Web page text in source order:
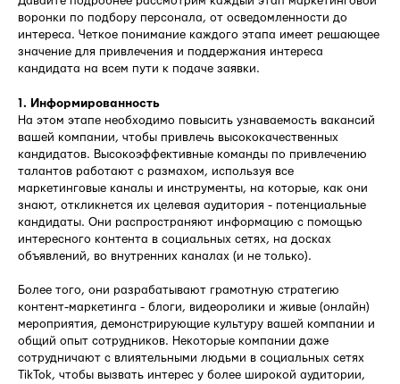
воронки по подбору персонала, от осведомленности до
интереса. Четкое понимание каждого этапа имеет решающее
значение для привлечения и поддержания интереса
кандидата на всем пути к подаче заявки.
1. Информированность
На этом этапе необходимо повысить узнаваемость вакансий
вашей компании, чтобы привлечь высококачественных
кандидатов. Высокоэффективные команды по привлечению
талантов работают с размахом, используя все
маркетинговые каналы и инструменты, на которые, как они
знают, откликнется их целевая аудитория - потенциальные
кандидаты. Они распространяют информацию с помощью
интересного контента в социальных сетях, на досках
объявлений, во внутренних каналах (и не только).
Более того, они разрабатывают грамотную стратегию
контент-маркетинга - блоги, видеоролики и живые (онлайн)
мероприятия, демонстрирующие культуру вашей компании и
общий опыт сотрудников. Некоторые компании даже
сотрудничают с влиятельными людьми в социальных сетях
TikTok, чтобы вызвать интерес у более широкой аудитории,